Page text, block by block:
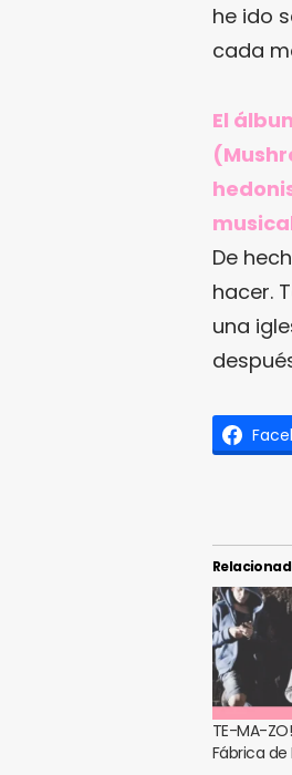
he ido
cada
El
De
hacer.
una
TE-MA-
Fábrica de